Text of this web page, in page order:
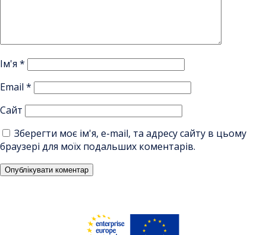
Ім'я *
Email *
Сайт
Зберегти моє ім'я, e-mail, та адресу сайту в цьому
браузері для моїх подальших коментарів.